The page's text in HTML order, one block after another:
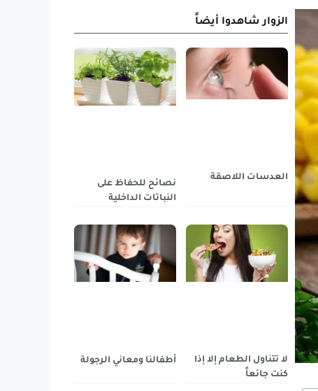
الزوار شاهدوا أيضاً
العدسات اللاصقة
نصائح للحفاظ على
النباتات الداخلية
لا تتناول الطعام إلا إذا
كنت جائعاً
أطفالنا ومعاني الرجولة